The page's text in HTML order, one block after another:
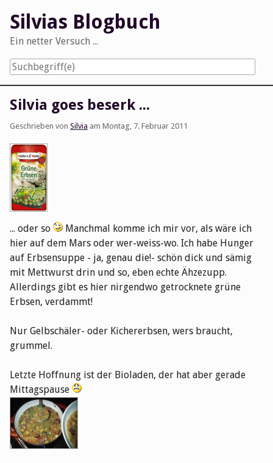
content
Silvias Blogbuch
Ein netter Versuch ...
Silvia goes beserk ...
Geschrieben von Silvia am Montag, 7. Februar 2011
... oder so
Manchmal komme ich mir vor, als wäre ich
hier auf dem Mars oder wer-weiss-wo. Ich habe Hunger
auf Erbsensuppe - ja, genau die!- schön dick und sämig
mit Mettwurst drin und so, eben echte Ähzezupp.
Allerdings gibt es hier nirgendwo getrocknete grüne
Erbsen, verdammt!
Nur Gelbschäler- oder Kichererbsen, wers braucht,
grummel.
Letzte Hoffnung ist der Bioladen, der hat aber gerade
Mittagspause